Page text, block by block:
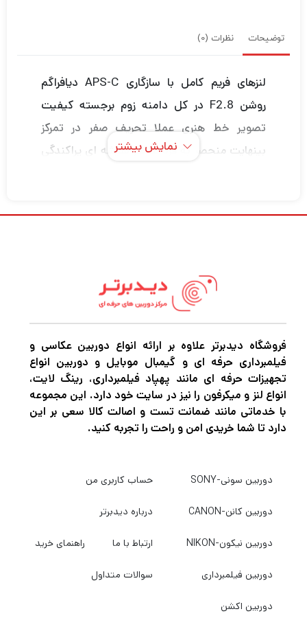
توضیحات نظرات (0)
لنزهای فریم کامل با سازگاری APS-C دیافراگم
روشن F2.8 در کل دامنه زوم برجسته کیفیت
تصویر خط هنری عملا تحریف صفر در تمرکز
بینهایت منحصر به فرد عناصر شیشه ای پراکندگی
آب را با آب بندی آب و هوا سریع AF فوکوس
نمایش بیشتر
فروشگاه دیدبرتر علاوه بر ارائه انواع دوربین عکاسی و
فیلمبرداری حرفه ای و گیمبال موبایل و دوربین انواع
تجهیزات حرفه ای مانند پهپاد فیلمبرداری، رینگ لایت،
انواع لنز و میکرفون را نیز در سایت خود دارد. این مجموعه
با خدماتی مانند ضمانت تست و اصالت کالا سعی بر این
دارد تا شما خریدی امن و راحت را تجربه کنید.
دوربین سونی-SONY
دوربین کانن-CANON
دوربین نیکون-NIKON
دوربین فیلمبرداری
دوربین اکشن
حساب کاربری من
درباره دیدبرتر
ارتباط با ما راهنمای خرید
سوالات متداول